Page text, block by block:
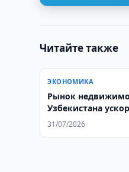
Читайте также
ЭКОНОМИКА
Рынок
Узбекистана
31/07/2026